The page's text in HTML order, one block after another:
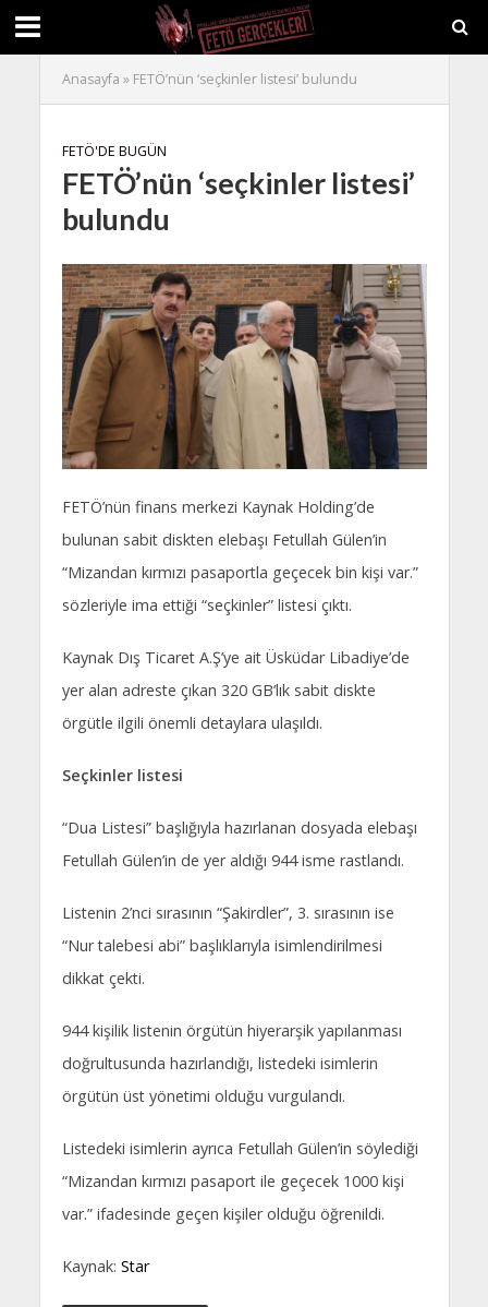
Anasayfa » FETÖ’nün ‘seçkinler listesi’ bulundu
FETÖ'DE BUGÜN
FETÖ’nün ‘seçkinler listesi’
bulundu
FETÖ’nün finans merkezi Kaynak Holding’de
bulunan sabit diskten elebaşı Fetullah Gülen’in
“Mizandan kırmızı pasaportla geçecek bin kişi var.”
sözleriyle ima ettiği “seçkinler” listesi çıktı.
Kaynak Dış Ticaret A.Ş’ye ait Üsküdar Libadiye’de
yer alan adreste çıkan 320 GB’lık sabit diskte
örgütle ilgili önemli detaylara ulaşıldı.
Seçkinler listesi
“Dua Listesi” başlığıyla hazırlanan dosyada elebaşı
Fetullah Gülen’in de yer aldığı 944 isme rastlandı.
Listenin 2’nci sırasının “Şakirdler”, 3. sırasının ise
“Nur talebesi abi” başlıklarıyla isimlendirilmesi
dikkat çekti.
944 kişilik listenin örgütün hiyerarşik yapılanması
doğrultusunda hazırlandığı, listedeki isimlerin
örgütün üst yönetimi olduğu vurgulandı.
Listedeki isimlerin ayrıca Fetullah Gülen’in söylediği
“Mizandan kırmızı pasaport ile geçecek 1000 kişi
var.” ifadesinde geçen kişiler olduğu öğrenildi.
Kaynak: Star